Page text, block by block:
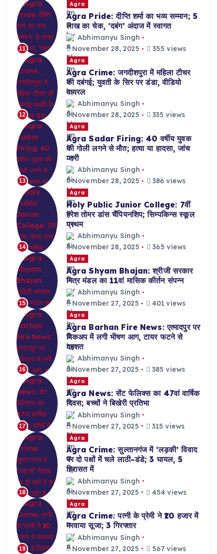
11
Agra
Agra Pride: दीप्ति शर्मा का भव्य सम्मान; 5
लाख का चेक, ‘दबंग’ अंदाज में स्वागत
Abhimanyu Singh
November 28, 2025
355 views
12
Agra
Agra Crime: जगदीशपुरा में महिला टीचर
की दबंगई; युवती के सिर पर डंडा, वीडियो
वायरल
Abhimanyu Singh
November 28, 2025
335 views
13
Agra
Agra Sadar Firing: 40 वर्षीय युवक
की गोली लगने से मौत; हत्या या हादसा, जांच
जारी
Abhimanyu Singh
November 28, 2025
386 views
14
Agra
Holy Public Junior College: 7वीं
हरेश तोमर डांस चैंपियनशिप; सिम्पकिन्स स्कूल
प्रथम
Abhimanyu Singh
November 28, 2025
365 views
15
Agra
Agra Shyam Bhajan: श्रीजी सरकार
मित्र मंडल का 11वां मासिक कीर्तन संपन्न
Abhimanyu Singh
November 27, 2025
401 views
16
Agra
Agra Barhan Fire News: एत्मादपुर पर
पिकअप में लगी भीषण आग, टायर फटने से
दहशत
Abhimanyu Singh
November 27, 2025
385 views
17
Agra
Agra News: सेंट फेलिक्स का 47वां वार्षिक
दिवस; बच्चों ने बिखेरी प्रतिभा
Abhimanyu Singh
November 27, 2025
315 views
18
Agra
Agra Crime: सुल्तानगंज में ‘लड़की’ विवाद
पर दो पक्षों में चले लाठी-डंडे; 3 घायल, 5
हिरासत में
Abhimanyu Singh
November 27, 2025
454 views
19
Agra
Agra Crime: पत्नी के प्रेमी ने ₹10 हजार में
मरवाया सूजा; 3 गिरफ्तार
Abhimanyu Singh
November 27, 2025
567 views